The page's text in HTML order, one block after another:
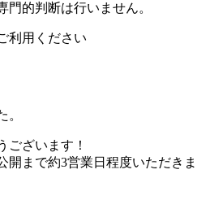
的判断は行いません。
利用ください
。
ございます！
開まで約3営業日程度いただきま